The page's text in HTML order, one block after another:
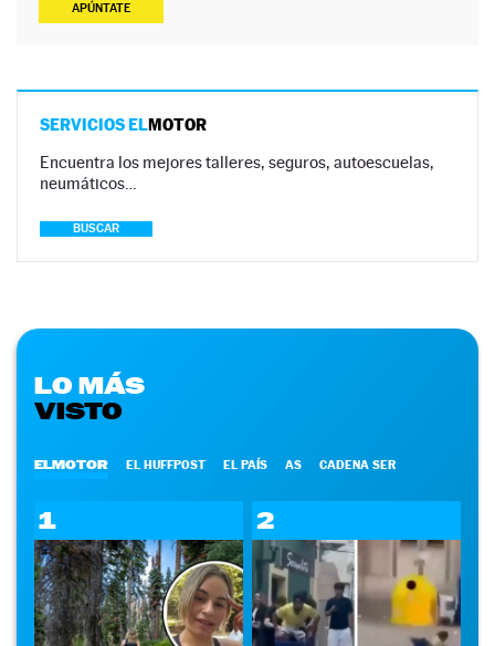
APÚNTATE
SERVICIOS ELMOTOR
Encuentra los mejores talleres, seguros, autoescuelas,
neumáticos…
BUSCAR
LO MÁS
VISTO
ELMOTOR EL HUFFPOST EL PAÍS AS CADENA SER
1 2